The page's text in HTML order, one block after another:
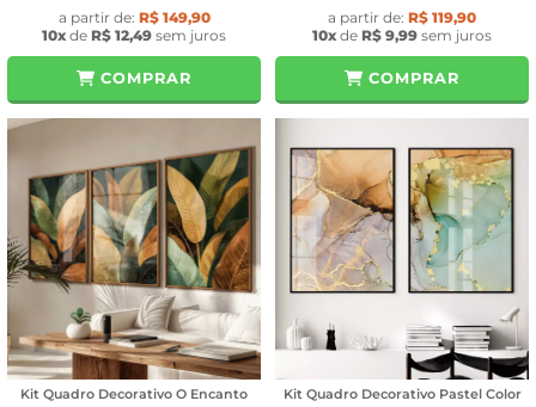
a partir de: R$ 149,90
10x de R$ 12,49 sem juros
COMPRAR
a partir de: R$ 119,90
10x de R$ 9,99 sem juros
COMPRAR
Kit Quadro Decorativo O Encanto
Kit Quadro Decorativo Pastel Color